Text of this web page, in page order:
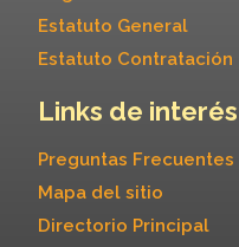
Estatuto General
Estatuto Contratación
Links de interés
Preguntas Frecuentes
Mapa del sitio
Directorio Principal